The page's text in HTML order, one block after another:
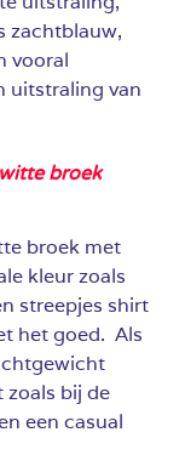
zachtblauw,
vooral
uitstraling van
broek
broek met
kleur zoals
streepjes shirt
het goed. Als
zoals bij de
een casual